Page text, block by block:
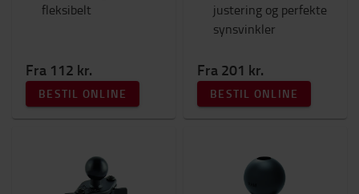
fleksibelt
Fra 112 kr.
BESTIL ONLINE
justering og perfekte
synsvinkler
Fra 201 kr.
BESTIL ONLINE